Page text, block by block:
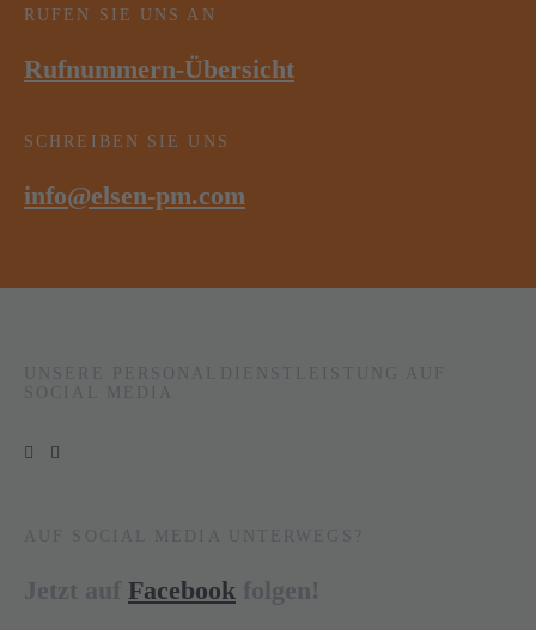
RUFEN SIE UNS AN
Rufnummern-Übersicht
SCHREIBEN SIE UNS
info@elsen-pm.com
Facebook